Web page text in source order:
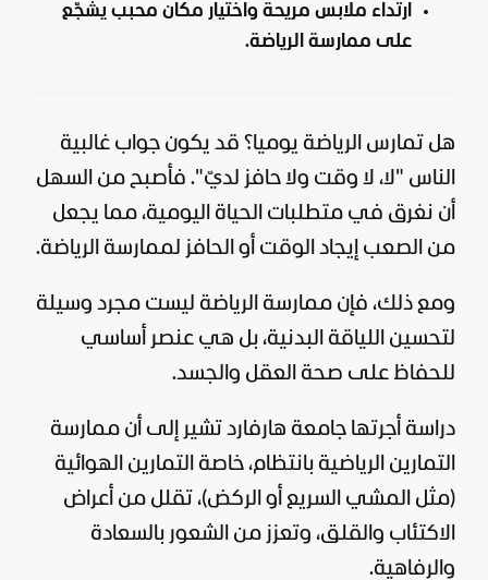
ارتداء ملابس مريحة واختيار مكان محبب يشجّع
على ممارسة الرياضة.
هل تمارس الرياضة يوميا؟ قد يكون جواب غالبية
الناس "لا، لا وقت ولا حافز لديّ". فأصبح من السهل
أن نغرق في متطلبات الحياة اليومية، مما يجعل
من الصعب إيجاد الوقت أو الحافز لممارسة الرياضة.
ومع ذلك، فإن ممارسة الرياضة ليست مجرد وسيلة
لتحسين اللياقة البدنية، بل هي عنصر أساسي
للحفاظ على صحة العقل والجسد.
دراسة أجرتها جامعة هارفارد تشير إلى أن ممارسة
التمارين الرياضية بانتظام، خاصة التمارين الهوائية
(مثل المشي السريع أو الركض)، تقلل من أعراض
الاكتئاب والقلق، وتعزز من الشعور بالسعادة
والرفاهية.